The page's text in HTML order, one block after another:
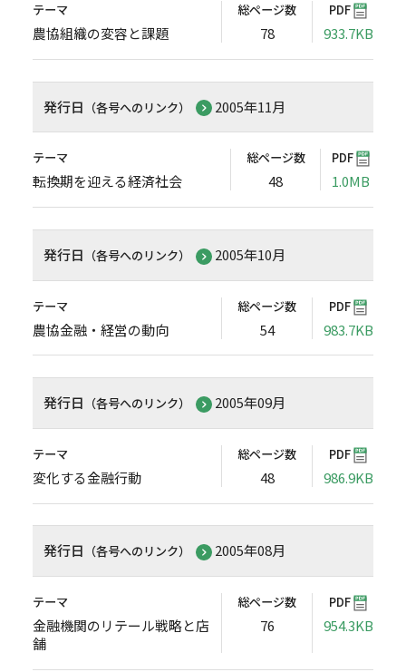
テーマ
農協組織の変容と課題
総ページ数
78
PDF
933.7KB
発行日 （各号へのリンク） 2005年11月
テーマ
転換期を迎える経済社会
総ページ数
48
PDF
1.0MB
発行日 （各号へのリンク） 2005年10月
テーマ
農協金融・経営の動向
総ページ数
54
PDF
983.7KB
発行日 （各号へのリンク） 2005年09月
テーマ
変化する金融行動
総ページ数
48
PDF
986.9KB
発行日 （各号へのリンク） 2005年08月
テーマ
金融機関のリテール戦略と店
舗
総ページ数
76
PDF
954.3KB